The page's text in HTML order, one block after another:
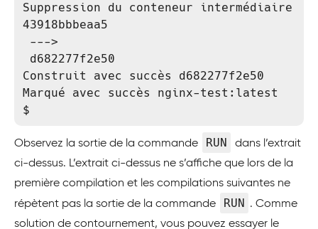
Suppression du conteneur intermédiaire
43918bbbeaa5
Construit avec succès d682277f2e50
Marqué avec succès nginx-test:latest
$
Observez la sortie de la commande RUN
dans l’extrait
ci-dessus. L’extrait ci-dessus ne s’affiche que lors de la
première compilation et les compilations suivantes ne
répètent pas la sortie de la commande
RUN . Comme
solution de contournement, vous pouvez essayer le